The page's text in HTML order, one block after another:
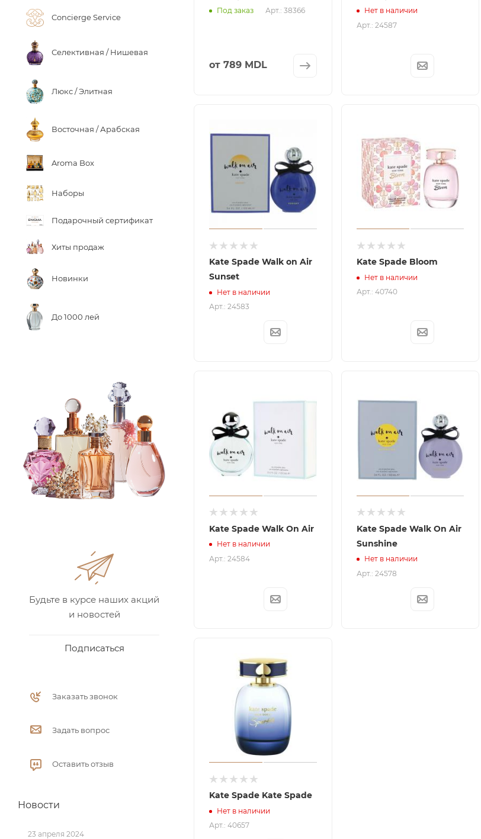
Под заказ Арт.: 38366
от 789 MDL
Нет в наличии
Арт.: 24587
Kate Spade Walk on Air
Sunset
Нет в наличии
Арт.: 24583
Kate Spade Bloom
Нет в наличии
Арт.: 40740
Kate Spade Walk On Air
Нет в наличии
Арт.: 24584
Kate Spade Walk On Air
Sunshine
Нет в наличии
Арт.: 24578
Kate Spade Kate Spade
Нет в наличии
Арт.: 40657
Concierge Service
Селективная / Нишевая
Люкс / Элитная
Восточная / Арабская
Aroma Box
Наборы
Подарочный сертификат
Хиты продаж
Новинки
До 1000 лей
Будьте в курсе наших акций
и новостей
Подписаться
Заказать звонок
Задать вопрос
Оставить отзыв
Новости
23 апреля 2024